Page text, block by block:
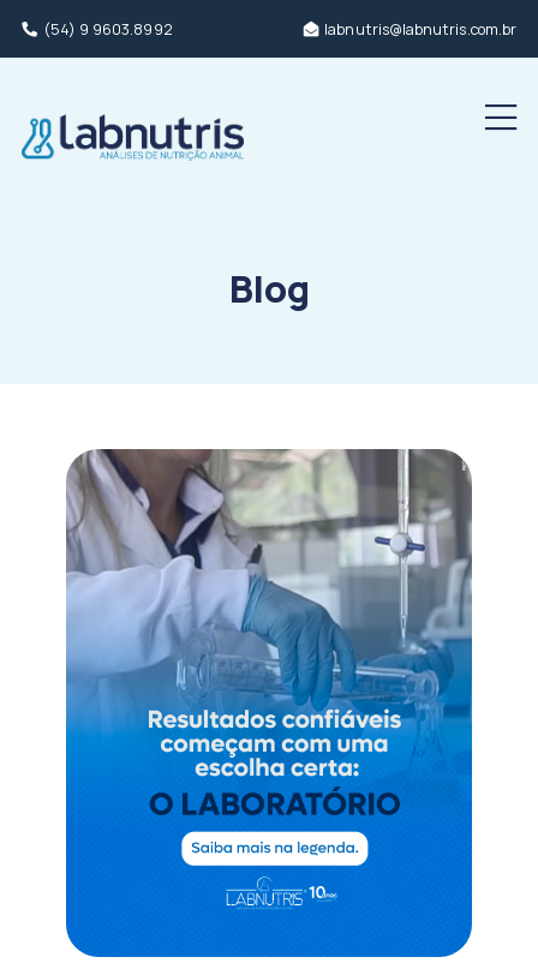
(54) 9 9603.8992 labnutris@labnutris.com.br
Blog